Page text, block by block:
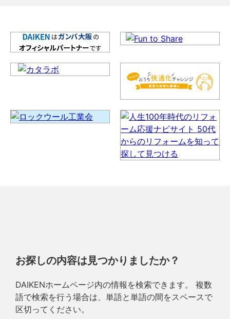
お探しの内容は見つかりましたか？
DAIKENホームページ内の情報を検索できます。 複数
語で検索を行う場合は、単語と単語の間をスペースで
区切ってください。